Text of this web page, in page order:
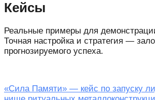
Кейсы
Реальные примеры для
Точная настройка и стратегия —
прогнозируемого успеха.
«Сила Памяти» — кейс по запуску